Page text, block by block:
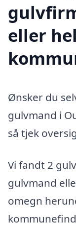
eller
Ønsker du
gulvmand i
så tjek
Vi fandt 2
gulvmand
omegn